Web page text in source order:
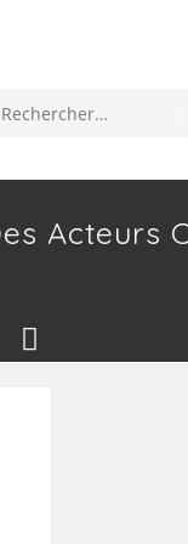
Rechercher
Acteurs
Toggle